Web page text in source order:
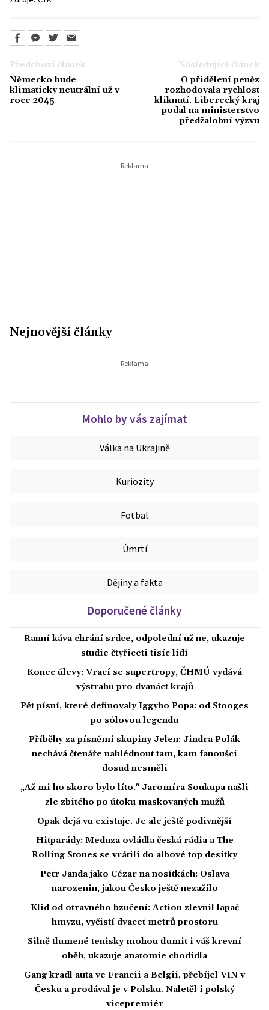
Předchozí článek
Německo bude
klimaticky neutrální už v
roce 2045
Následující článek
O přidělení peněz
rozhodovala rychlost
kliknutí. Liberecký kraj
podal na ministerstvo
předžalobní výzvu
Nejnovější články
Mohlo by vás zajímat
Válka na Ukrajině
Kuriozity
Fotbal
Úmrtí
Dějiny a fakta
Doporučené články
Ranní káva chrání srdce, odpolední už ne, ukazuje
studie čtyřiceti tisíc lidí
Konec úlevy: Vrací se supertropy, ČHMÚ vydává
výstrahu pro dvanáct krajů
Pět písní, které definovaly Iggyho Popa: od Stooges
po sólovou legendu
Příběhy za písněmi skupiny Jelen: Jindra Polák
nechává čtenáře nahlédnout tam, kam fanoušci
dosud nesměli
„Až mi ho skoro bylo líto." Jaromíra Soukupa našli
zle zbitého po útoku maskovaných mužů
Opak dejá vu existuje. Je ale ještě podivnější
Hitparády: Meduza ovládla česká rádia a The
Rolling Stones se vrátili do albové top desítky
Petr Janda jako Cézar na nosítkách: Oslava
narozenin, jakou Česko ještě nezažilo
Klid od otravného bzučení: Action zlevnil lapač
hmyzu, vyčistí dvacet metrů prostoru
Silně tlumené tenisky mohou tlumit i váš krevní
oběh, ukazuje anatomie chodidla
Gang kradl auta ve Francii a Belgii, přebíjel VIN v
Česku a prodával je v Polsku. Naletěl i polský
vicepremiér